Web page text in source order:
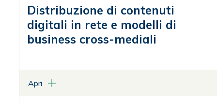
Distribuzione di contenuti
digitali in rete e modelli di
business cross-mediali
LUOGO
Apri